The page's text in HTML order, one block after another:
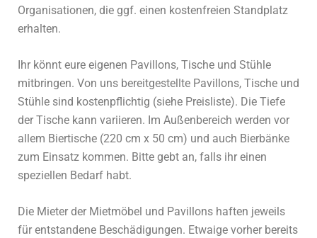
Organisationen, die ggf. einen kostenfreien Standplatz
erhalten.
Ihr könnt eure eigenen Pavillons, Tische und Stühle
mitbringen. Von uns bereitgestellte Pavillons, Tische und
Stühle sind kostenpflichtig (siehe Preisliste). Die Tiefe
der Tische kann variieren. Im Außenbereich werden vor
allem Biertische (220 cm x 50 cm) und auch Bierbänke
zum Einsatz kommen. Bitte gebt an, falls ihr einen
speziellen Bedarf habt.
Die Mieter der Mietmöbel und Pavillons haften jeweils
für entstandene Beschädigungen. Etwaige vorher bereits